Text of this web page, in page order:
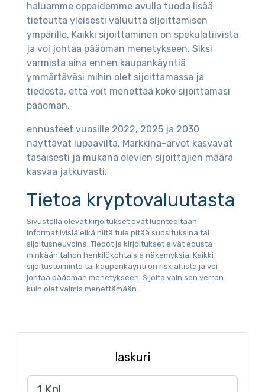
haluamme oppaidemme avulla tuoda lisää
tietoutta yleisesti valuutta sijoittamisen
ympärille. Kaikki sijoittaminen on spekulatiivista
ja voi johtaa pääoman menetykseen. Siksi
varmista aina ennen kaupankäyntiä
ymmärtäväsi mihin olet sijoittamassa ja
tiedosta, että voit menettää koko sijoittamasi
pääoman.
ennusteet vuosille 2022, 2025 ja 2030
näyttävät lupaavilta. Markkina-arvot kasvavat
tasaisesti ja mukana olevien sijoittajien määrä
kasvaa jatkuvasti.
Tietoa kryptovaluutasta
Sivustolla olevat kirjoitukset ovat luonteeltaan
informatiivisiä eikä niitä tule pitää suosituksina tai
sijoitusneuvoina. Tiedot ja kirjoitukset eivät edusta
minkään tahon henkilökohtaisia näkemyksiä. Kaikki
sijoitustoiminta tai kaupankäynti on riskialtista ja voi
johtaa pääoman menetykseen. Sijoita vain sen verran
kuin olet valmis menettämään.
laskuri